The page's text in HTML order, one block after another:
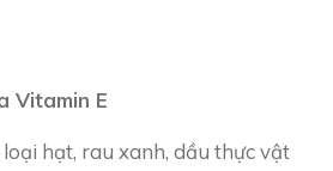
Vitamin E
hạt, rau xanh, dầu thực vật